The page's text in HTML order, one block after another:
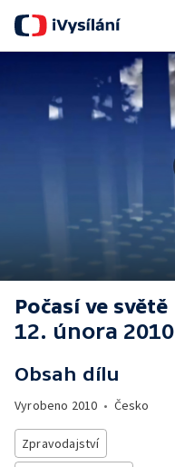
Počasí ve světě
12. února 2010
Obsah dílu
Vyrobeno 2010 • Česko
Zpravodajství